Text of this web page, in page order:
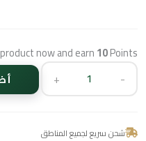
now and earn10Points!
-
+
شحن سريع لجميع المناطق